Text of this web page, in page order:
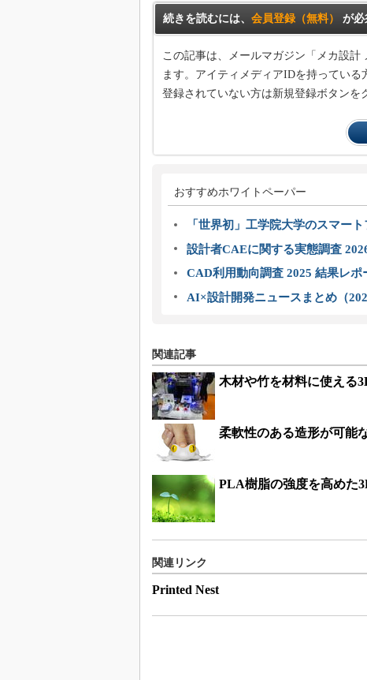
続きを読むには、 会員登録（無料） が必
この記事は、メールマガジン「メカ設計
ます。アイティメディアIDを持っている
登録されていない方は新規登録ボタンを
おすすめホワイトペーパー
「世界初」工学院大学のスマー
設計者CAEに関する実態調査
CAD利用動向調査 2025 結果レポ
AI×設計開発ニュースまとめ（
関連記事
木材や竹を材料に使える
柔軟性のある造形が可能
PLA樹脂の強度を高めた
関連リンク
Printed Nest